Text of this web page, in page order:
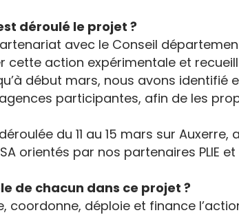
déroulé le projet ?
partenariat avec le Conseil
cette action expérimentale et
début mars, nous avons
participantes, afin de les
déroulée du 11 au 15 mars sur
orientés par nos partenaires PLIE
de chacun dans ce projet ?
coordonne, déploie et finance